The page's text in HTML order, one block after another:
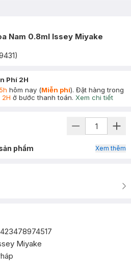
Nam 0.8ml Issey Miyake
)
Phí 2H
hôm nay (Miễn phí). Đặt hàng trong
2H ở bước thanh toán. Xem chi tiết
phẩm Xem thêm
Miyake